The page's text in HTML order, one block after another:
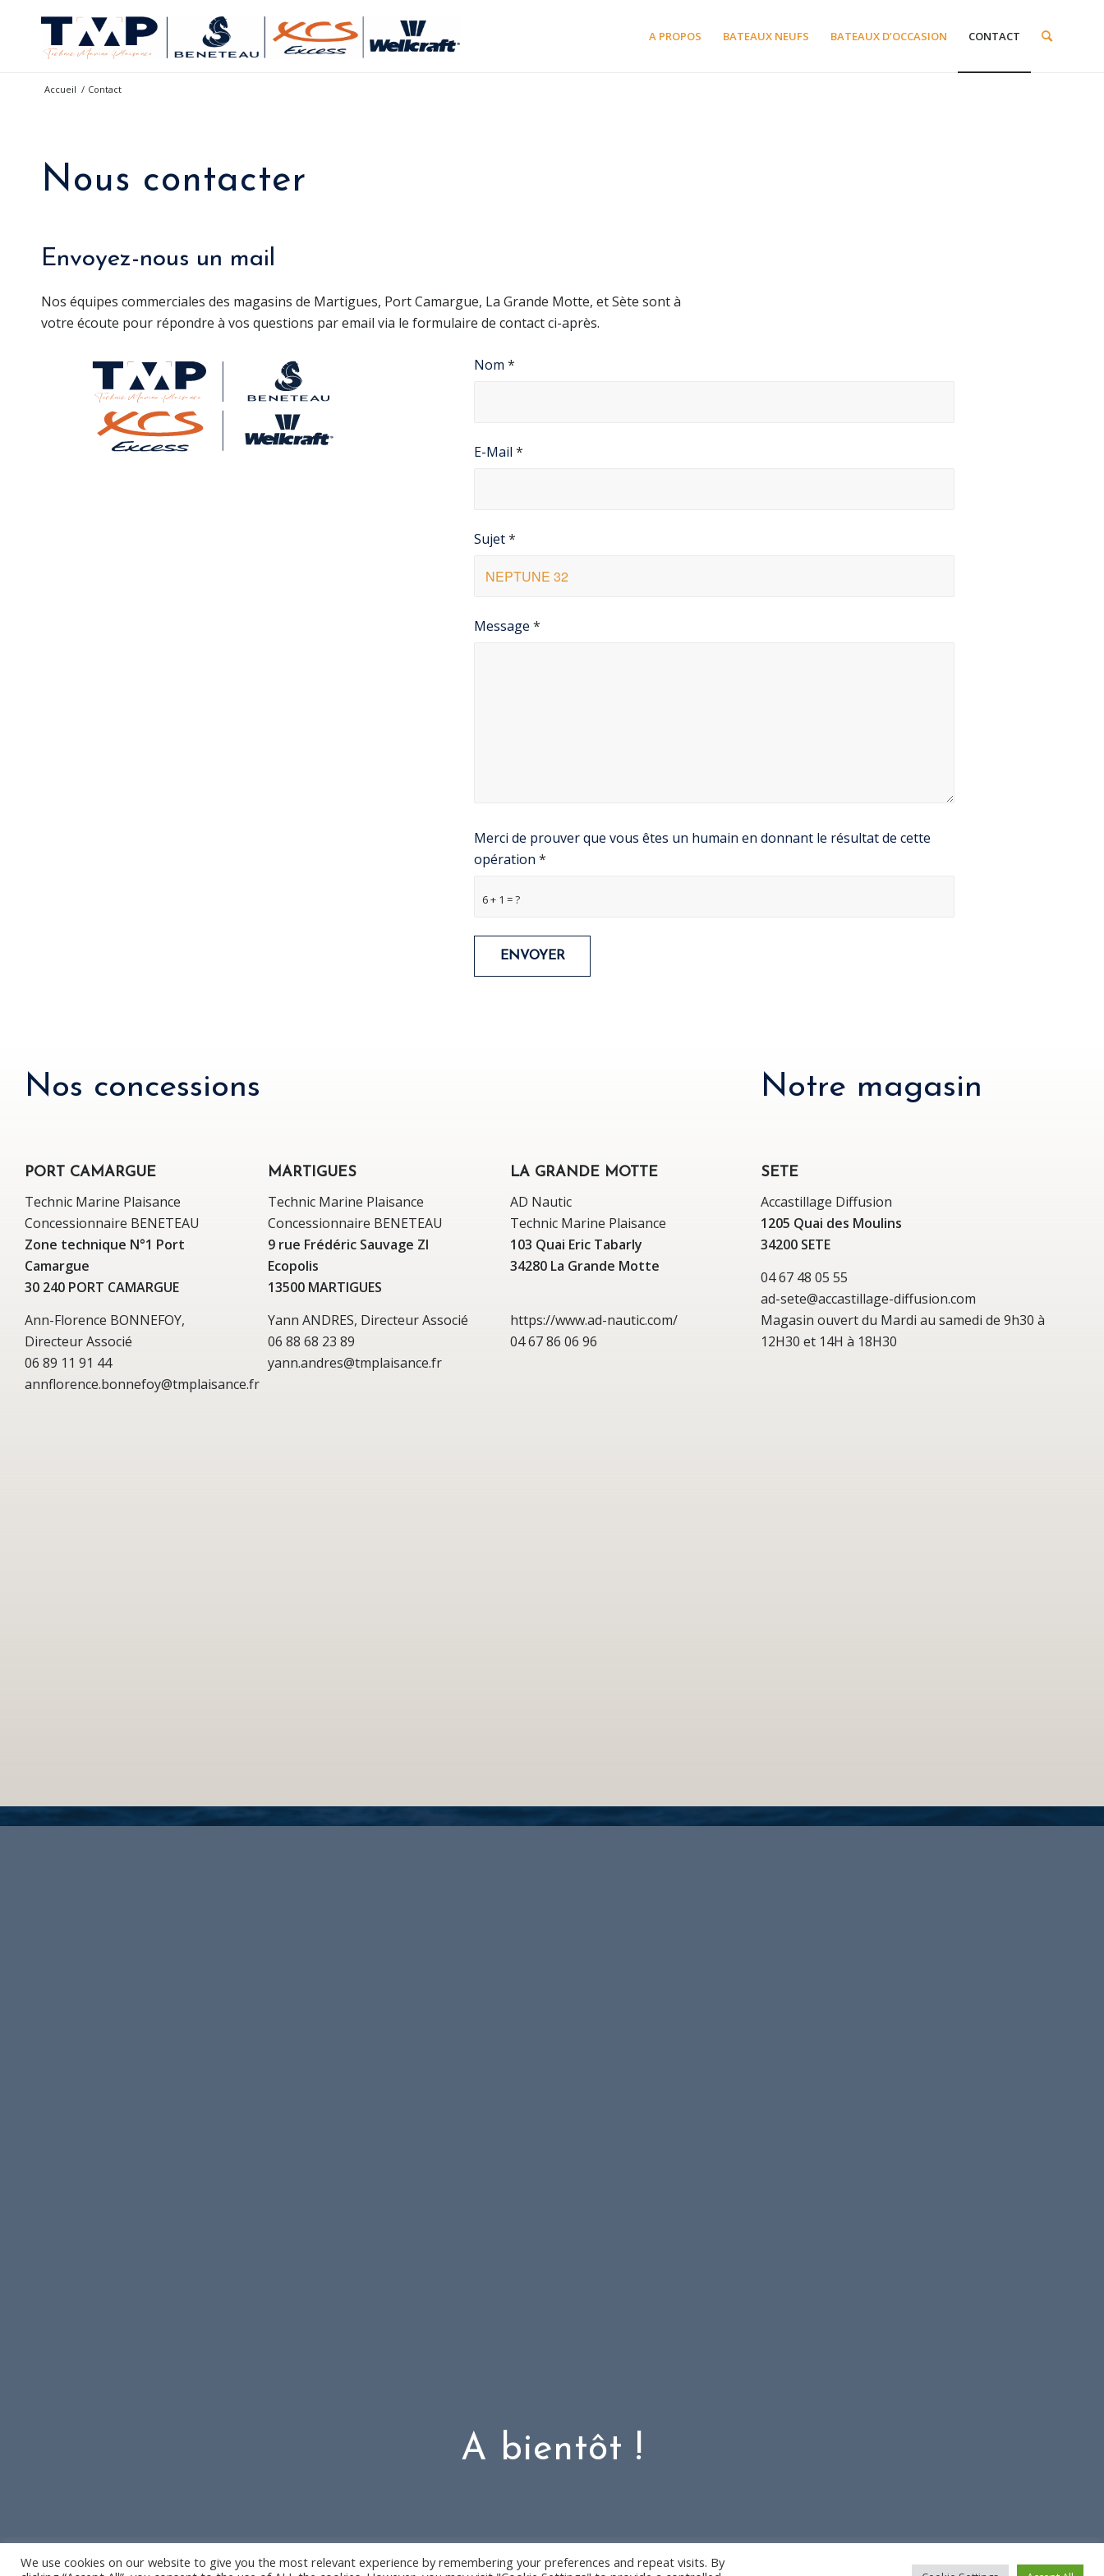
A PROPOS BATEAUX NEUFS BATEAUX D’OCCASION CONTACT
Accueil / Contact
Nous contacter
Envoyez-nous un mail
Nos équipes commerciales des magasins de Martigues, Port Camargue, La Grande Motte, et Sète sont à
votre écoute pour répondre à vos questions par email via le formulaire de contact ci-après.
Nom*
E-Mail*
Sujet*
Message*
6 + 1 = ?
Merci de prouver que vous êtes un humain en donnant le résultat de cette
opération*
Nos concessions
PORT CAMARGUE
Technic Marine Plaisance
Concessionnaire BENETEAU
Zone technique N°1 Port
Camargue
30 240 PORT CAMARGUE
Ann-Florence BONNEFOY,
Directeur Associé
06 89 11 91 44
annflorence.bonnefoy@tmplaisance.fr
MARTIGUES
Technic Marine Plaisance
Concessionnaire BENETEAU
9 rue Frédéric Sauvage ZI
Ecopolis
13500 MARTIGUES
Yann ANDRES, Directeur Associé
06 88 68 23 89
yann.andres@tmplaisance.fr
LA GRANDE MOTTE
AD Nautic
Technic Marine Plaisance
103 Quai Eric Tabarly
34280 La Grande Motte
https://www.ad-nautic.com/
04 67 86 06 96
Notre magasin
SETE
Accastillage Diffusion
1205 Quai des Moulins
34200 SETE
04 67 48 05 55
ad-sete@accastillage-diffusion.com
Magasin ouvert du Mardi au samedi de 9h30 à
12H30 et 14H à 18H30
A bientôt !
We use cookies on our website to give you the most relevant experience by remembering your preferences and repeat visits. By